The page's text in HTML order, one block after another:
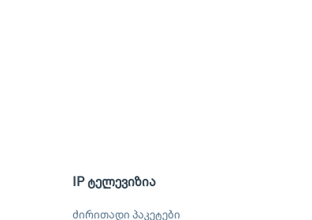
IP ტელევიზია
ძირითადი პაკეტები